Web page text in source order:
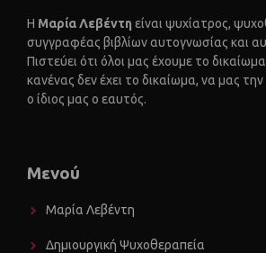
Η Μαρία Λεβέντη είναι ψυχίατρος,
συγγραφέας βιβλίων αυτογνωσίας και
Πιστεύει ότι όλοι μας έχουμε το
κανένας δεν έχει το δικαίωμα, να μας
ο ίδιος μας ο εαυτός.
Μενού
Μαρία Λεβέντη
Δημιουργική Ψυχοθεραπεία